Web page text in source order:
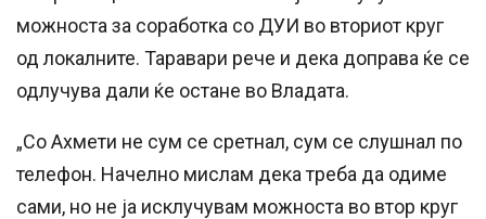
можноста за соработка со ДУИ во вториот круг
од локалните. Таравари рече и дека доправа ќе се
одлучува дали ќе остане во Владата.
„Со Ахмети не сум се сретнал, сум се слушнал по
телефон. Начелно мислам дека треба да одиме
сами, но не ја исклучувам можноста во втор круг